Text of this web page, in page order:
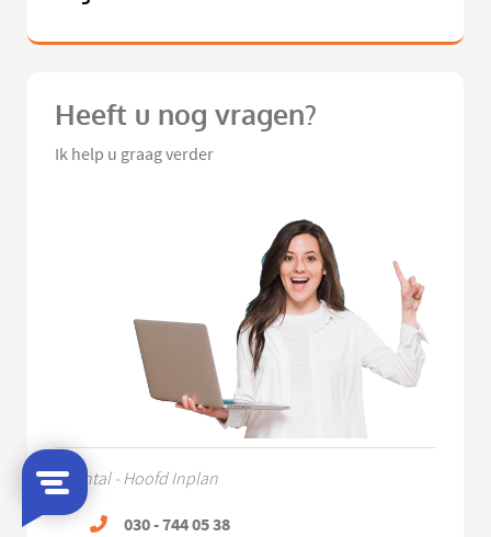
Heeft u nog vragen?
Ik help u graag verder
Chantal - Hoofd Inplan
030 - 744 05 38